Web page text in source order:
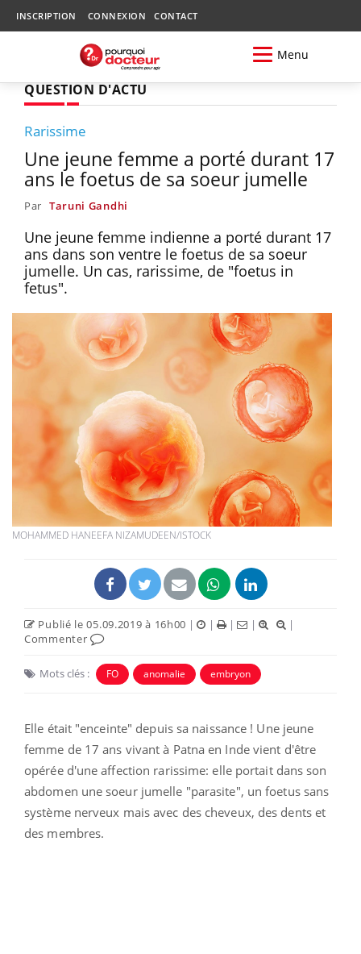
INSCRIPTION CONNEXION CONTACT
Menu
QUESTION D'ACTU
Rarissime
Une jeune femme a porté durant 17
ans le foetus de sa soeur jumelle
Par Taruni Gandhi
Une jeune femme indienne a porté durant 17
ans dans son ventre le foetus de sa soeur
jumelle. Un cas, rarissime, de "foetus in
fetus".
MOHAMMED HANEEFA NIZAMUDEEN/ISTOCK
Publié le 05.09.2019 à 16h00 | | | |
|
Commenter
Mots clés : FO anomalie embryon
Elle était "enceinte" depuis sa naissance ! Une jeune
femme de 17 ans vivant à Patna en Inde vient d'être
opérée d'une affection rarissime: elle portait dans son
abdomen une soeur jumelle "parasite", un foetus sans
système nerveux mais avec des cheveux, des dents et
des membres.